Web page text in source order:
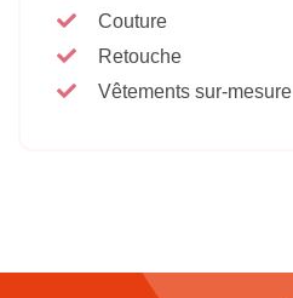
Couture
Retouche
Vêtements sur-mesure